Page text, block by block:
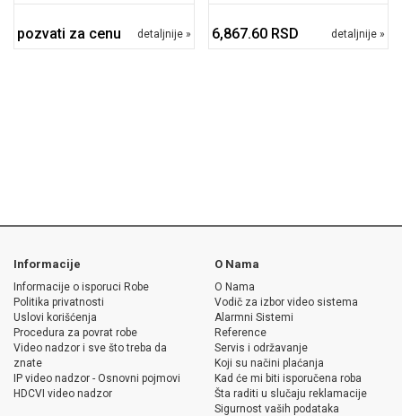
pozvati za cenu detaljnije » 6,867.60 RSD detaljnije »
Informacije
Informacije o isporuci Robe
Politika privatnosti
Uslovi korišćenja
Procedura za povrat robe
Video nadzor i sve što treba da
znate
IP video nadzor - Osnovni pojmovi
HDCVI video nadzor
O Nama
O Nama
Vodič za izbor video sistema
Alarmni Sistemi
Reference
Servis i održavanje
Koji su načini plaćanja
Kad će mi biti isporučena roba
Šta raditi u slučaju reklamacije
Sigurnost vaših podataka